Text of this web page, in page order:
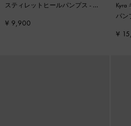
スティレットヒールパンプス - ブ
¥ 9,900
Kyra
パン
¥